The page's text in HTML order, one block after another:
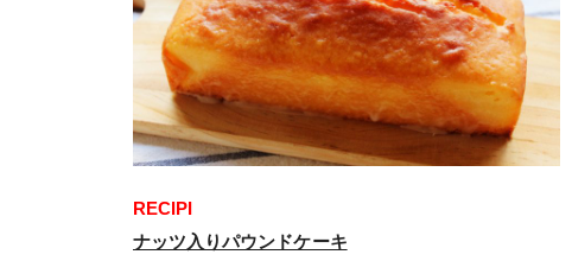
RECIPI
ナッツ入りパウンドケーキ